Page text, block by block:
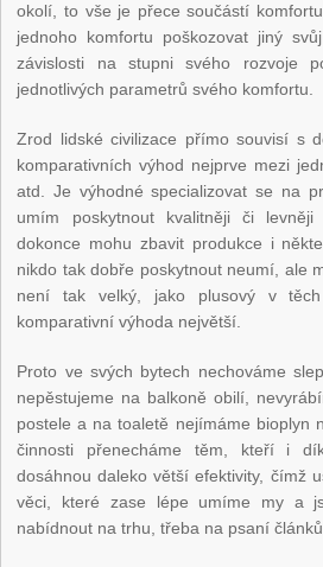
okolí, to vše je přece součástí
jednoho komfortu poškozovat jiný
závislosti na stupni svého rozvoje
jednotlivých parametrů svého komfortu.
Zrod lidské civilizace přímo souvisí s
komparativních výhod nejprve mezi
atd. Je výhodné specializovat se na
umím poskytnout kvalitněji či
dokonce mohu zbavit produkce i
nikdo tak dobře poskytnout neumí, ale
není tak velký, jako plusový v
komparativní výhoda největší.
Proto ve svých bytech nechováme
nepěstujeme na balkoně obilí,
postele a na toaletě nejímáme bioplyn
činnosti přenecháme těm, kteří i
dosáhnou daleko větší efektivity, čímž
věci, které zase lépe umíme my a
nabídnout na trhu, třeba na psaní